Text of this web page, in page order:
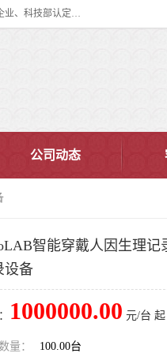
眼动仪多少钱?北京津发科技股份有限公司主营：事件相关电位仪、生理仪、肌电仪、脑电仪、皮电仪、眼动仪；是国家级高新技术企业、科技部认定的科技型中小企业和中关村高新技术企业，具备保密资格，具备自主进出口经营权；自主研发技术、产品与服务荣获多项省部级科学技术奖励、国家发明专利、国家软件著作权和省部级新技术新产品（服务）认证。
公司动态
智能穿戴人因生理
设备
1000000.00 元/台 起
量： 100.00台